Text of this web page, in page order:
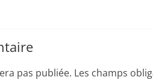
pas publiée. Les champs